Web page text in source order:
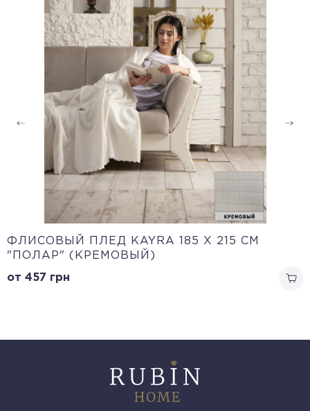
ФЛИСОВЫЙ ПЛЕД KAYRA 185 X 215 СМ
"ПОЛАР" (КРЕМОВЫЙ)
от 457 грн